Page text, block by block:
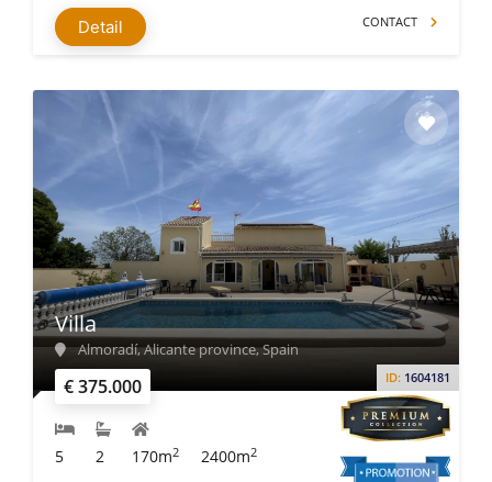
Detail CONTACT
€ 375.000 ID: 1604181
Villa
Almoradí, Alicante province, Spain
5 2 170m2 2400m2